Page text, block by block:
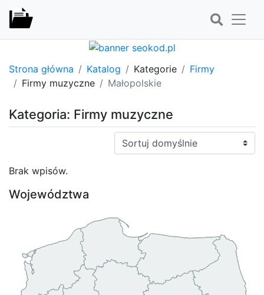
Strona główna Katalog Kategorie
Firmy
Firmy muzyczne
Małopolskie
Kategoria: Firmy muzyczne
Sortuj:
Brak wpisów.
Województwa